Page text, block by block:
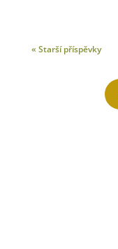
« Starší příspěvky